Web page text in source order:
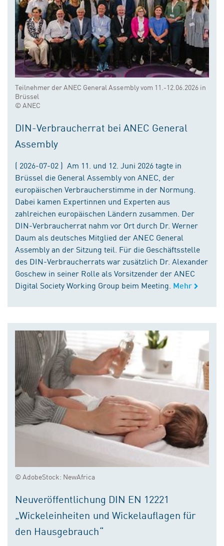
Teilnehmer der ANEC General Assembly vom 11.-12.06.2026 in
Brüssel
© ANEC
DIN-Verbraucherrat bei ANEC General
Assembly
( 2026-07-02 ) Am 11. und 12. Juni 2026 tagte in
Brüssel die General Assembly von ANEC, der
europäischen Verbraucherstimme in der Normung.
Dabei kamen Expertinnen und Experten aus
zahlreichen europäischen Ländern zusammen. Der
DIN-Verbraucherrat nahm vor Ort durch Dr. Werner
Daum als deutsches Mitglied der ANEC General
Assembly an der Sitzung teil. Für die Geschäftsstelle
des DIN-Verbraucherrats war zusätzlich Dr. Alexander
Goschew in seiner Rolle als Vorsitzender der ANEC
Digital Society Working Group beim Meeting. Mehr
© AdobeStock: NewAfrica
Neuveröffentlichung DIN EN 12221
„Wickeleinheiten und Wickelauflagen für
den Hausgebrauch“